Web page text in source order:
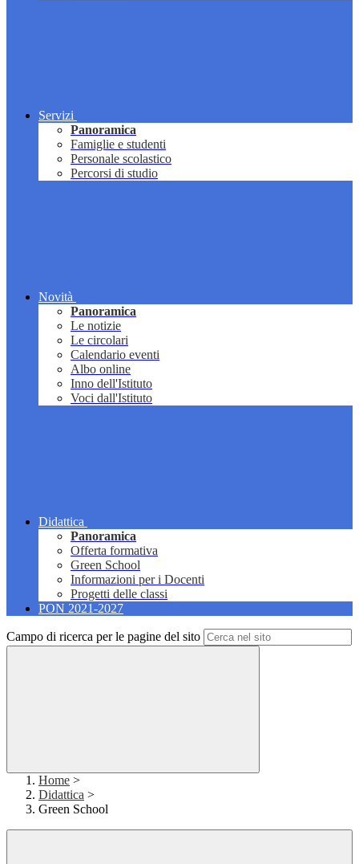
Servizi
Panoramica
Famiglie e studenti
Personale scolastico
Percorsi di studio
Novità
Panoramica
Le notizie
Le circolari
Calendario eventi
Albo online
Inno dell'Istituto
Voci dall'Istituto
Didattica
Panoramica
Offerta formativa
Green School
Informazioni per i Docenti
Progetti delle classi
PON 2021-2027
Campo di ricerca per le pagine del sito
Home >
Didattica >
Green School